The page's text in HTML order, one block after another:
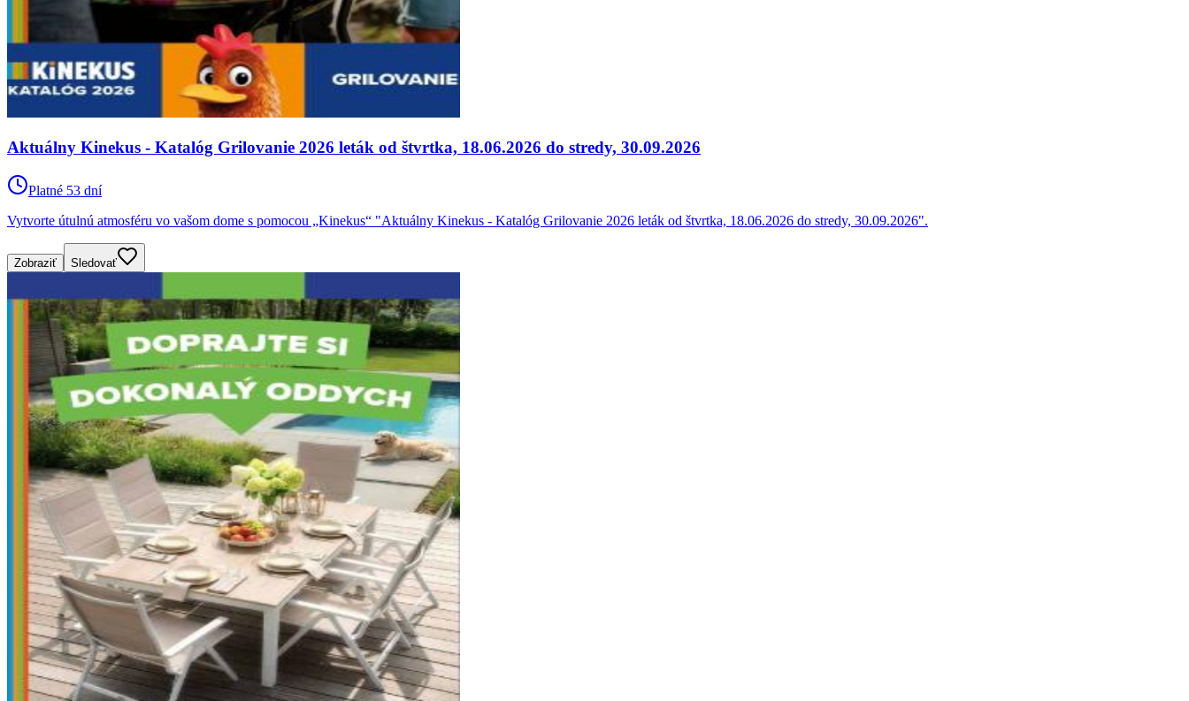
Aktuálny Kinekus - Katalóg Grilovanie 2026 leták od štvrtka, 18.06.2026 do stredy, 30.09.2026
Platné 53 dní
Vytvorte útulnú atmosféru vo vašom dome s pomocou „Kinekus“ "Aktuálny Kinekus - Katalóg Grilovanie 2026 leták od štvrtka, 18.06.2026 do stredy, 30.09.2026".
Zobraziť Sledovať